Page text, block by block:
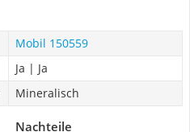
Mobil 150559
Ja | Ja
Mineralisch
Nachteile